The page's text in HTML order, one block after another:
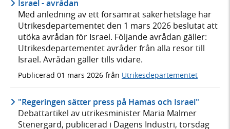
Israel - avrådan
Med anledning av ett försämrat säkerhetsläge har
Utrikesdepartementet den 1 mars 2026 beslutat att
utöka avrådan för Israel. Följande avrådan gäller:
Utrikesdepartementet avråder från alla resor till
Israel. Avrådan gäller tills vidare.
Publicerad 01 mars 2026 från Utrikesdepartementet
"Regeringen sätter press på Hamas och Israel"
Debattartikel av utrikesminister Maria Malmer
Stenergard, publicerad i Dagens Industri, torsdag